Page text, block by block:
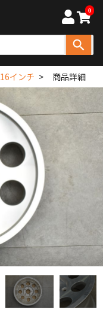
0
16インチ 商品詳細